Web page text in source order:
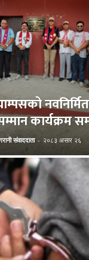
कार्यक्रम
संवाददाता - २०८३ असार २६